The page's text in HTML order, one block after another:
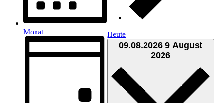
Monat Heute
09.08.20269 August
2026